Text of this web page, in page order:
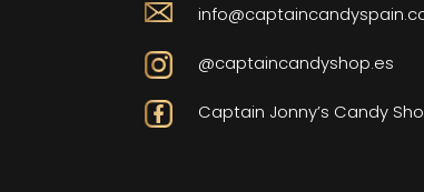
@captaincandyshop.es
Captain Jonny’s Candy